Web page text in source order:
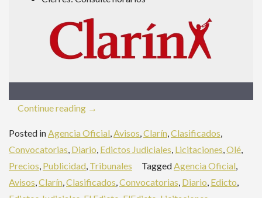
Continue reading
«Publicar
en
Clarín»
→
Posted in Agencia Oficial Avisos Clarín Clasificados
Convocatorias Diario Edictos Judiciales Licitaciones Olé
Precios Publicidad Tribunales Tagged Agencia Oficial
Avisos Clarín Clasificados Convocatorias Diario Edicto